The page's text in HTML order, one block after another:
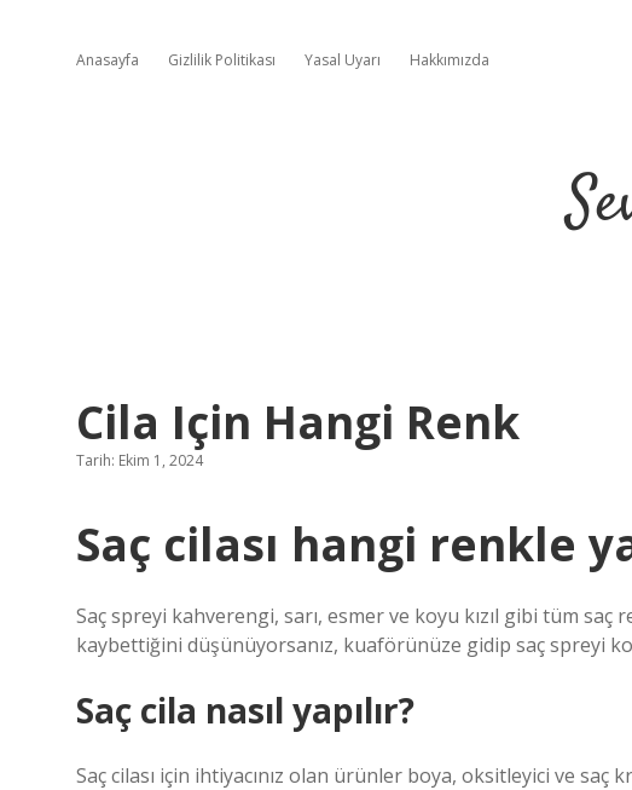
Anasayfa Gizlilik Politikası Yasal Uyarı Hakkımızda
Cila Için Hangi Renk
Tarih: Ekim 1, 2024
Saç cilası hangi renkle
Saç spreyi kahverengi, sarı, esmer ve koyu kızıl gibi tüm saç
kaybettiğini düşünüyorsanız, kuaförünüze gidip saç spreyi
Saç cila nasıl yapılır?
Saç cilası için ihtiyacınız olan ürünler boya, oksitleyici ve saç